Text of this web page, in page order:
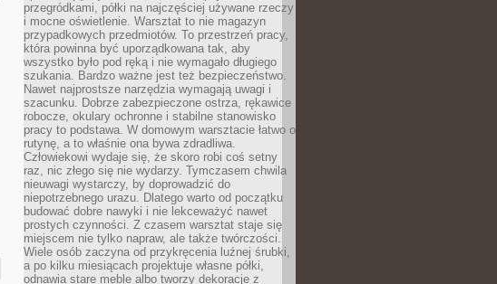
przegródkami, półki na najczęściej używane rzeczy
i mocne oświetlenie. Warsztat to nie magazyn
przypadkowych przedmiotów. To przestrzeń pracy,
która powinna być uporządkowana tak, aby
wszystko było pod ręką i nie wymagało długiego
szukania. Bardzo ważne jest też bezpieczeństwo.
Nawet najprostsze narzędzia wymagają uwagi i
szacunku. Dobrze zabezpieczone ostrza, rękawice
robocze, okulary ochronne i stabilne stanowisko
pracy to podstawa. W domowym warsztacie łatwo o
rutynę, a to właśnie ona bywa zdradliwa.
Człowiekowi wydaje się, że skoro robi coś setny
raz, nic złego się nie wydarzy. Tymczasem chwila
nieuwagi wystarczy, by doprowadzić do
niepotrzebnego urazu. Dlatego warto od początku
budować dobre nawyki i nie lekceważyć nawet
prostych czynności. Z czasem warsztat staje się
miejscem nie tylko napraw, ale także twórczości.
Wiele osób zaczyna od przykręcenia luźnej śrubki,
a po kilku miesiącach projektuje własne półki,
odnawia stare meble albo tworzy dekoracje z